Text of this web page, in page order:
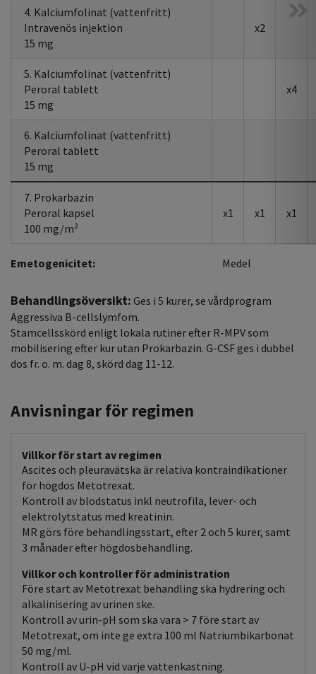
4. Kalciumfolinat (vattenfritt)
Intravenös injektion
15 mg
x2
5. Kalciumfolinat (vattenfritt)
Peroral tablett
15 mg
x4
6. Kalciumfolinat (vattenfritt)
Peroral tablett
15 mg
7. Prokarbazin
Peroral kapsel
100 mg/m²
x1 x1 x1
Emetogenicitet: Medel
Behandlingsöversikt: Ges i 5 kurer, se vårdprogram
Aggressiva B-cellslymfom.
Stamcellsskörd enligt lokala rutiner efter R-MPV som
mobilisering efter kur utan Prokarbazin. G-CSF ges i dubbel
dos fr. o. m. dag 8, skörd dag 11-12.
Anvisningar för regimen
Villkor för start av regimen
Ascites och pleuravätska är relativa kontraindikationer
för högdos Metotrexat.
Kontroll av blodstatus inkl neutrofila, lever- och
elektrolytstatus med kreatinin.
MR görs före behandlingsstart, efter 2 och 5 kurer, samt
3 månader efter högdosbehandling.
Villkor och kontroller för administration
Före start av Metotrexat behandling ska hydrering och
alkalinisering av urinen ske.
Kontroll av urin-pH som ska vara > 7 före start av
Metotrexat, om inte ge extra 100 ml Natriumbikarbonat
50 mg/ml.
Kontroll av U-pH vid varje vattenkastning.